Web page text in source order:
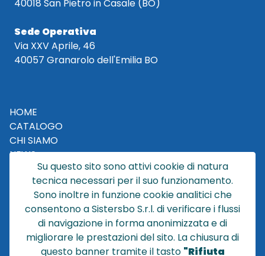
40018 San Pietro in Casale (BO)
Sede Operativa
Via XXV Aprile, 46
40057 Granarolo dell'Emilia BO
HOME
CATALOGO
CHI SIAMO
NEWS
CONTATTACI
CONDIZIONI DI VENDITA
POLICY PRIVACY
NOTE LEGALI
Cookie
Su questo sito sono attivi cookie di natura
tecnica necessari per il suo funzionamento.
Sono inoltre in funzione cookie analitici che
consentono a Sistersbo S.r.l. di verificare i flussi
di navigazione in forma anonimizzata e di
migliorare le prestazioni del sito. La chiusura di
questo banner tramite il tasto "Rifiuta